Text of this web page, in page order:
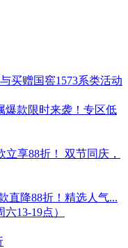
买赠国窖1573系类活动
爆款限时来袭！专区低
享88折！ 双节同庆，
直降88折！精选人气...
13-19点）